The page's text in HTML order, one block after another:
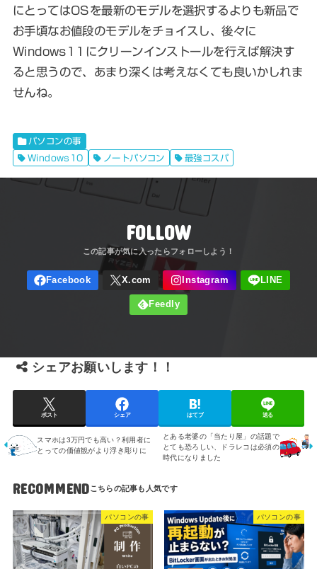
にとってはOSを最新のモデルを選択するよりも新品で
お手頃なお値段のモデルをチョイスし、後々に
Windows11にクリーンインストールを行えば解決す
ると思うので、あまり深くは考えなくても良いかしれま
せんね。
パソコンの事
Windows10
ノートパソコン 最強コスパ
FOLLOW
シェアお願いします！！
ポスト シェア はてブ 送る
とある老婆の「当たり屋」の話題で
とても恐ろしい、ドラレコは必須の
時代になりました
スマホは3万円でも高い？利用者に
とっての価値観がより浮き彫りに
RECOMMEND
パソコンの事 パソコンの事